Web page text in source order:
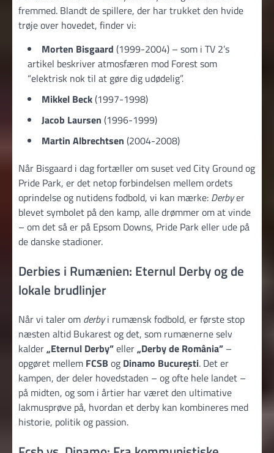
fremmed. Blandt de spillere, der har trukket den hvide
trøje over hovedet, finder vi:
Morten Bisgaard (1999-2004) – som i TV 2’s
artikel beskriver atmosfæren mod Forest som
“elektrisk nok til at gøre dig udødelig”.
Mikkel Beck(1997-1998)
Jacob Laursen (1996-1999)
Martin Albrechtsen (2004-2008)
Når Bisgaard i dag fortæller om suset ved City Ground og
Pride Park, er det netop forbindelsen mellem ordets
oprindelse og nutidens fodbold, vi kan mærke: Derbyer
blevet symbolet på den kamp, alle drømmer om at vinde
– om det så er på Epsom Downs, Pride Park eller ude på
de danske stadioner.
Derbies i Rumænien: Eternul Derby og de
lokale brudlinjer
Når vi taler om derbyi rumænsk fodbold, er første stop
næsten altid Bukarest og det, som rumænerne selv
kalder„Eternul Derby”eller„Derby de România” –
opgøret mellem FCSB og Dinamo București. Det er
kampen, der deler hovedstaden – og ofte hele landet –
på midten, og som i årtier har været den ultimative
lakmusprøve på, hvordan et derby kan kombineres med
historie, politik og passion.